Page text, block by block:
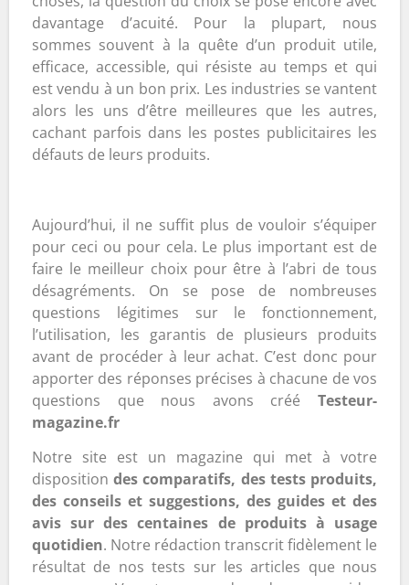
davantage d’acuité. Pour la plupart, nous
sommes souvent à la quête d’un produit utile,
efficace, accessible, qui résiste au temps et qui
est vendu à un bon prix. Les industries se vantent
alors les uns d’être meilleures que les autres,
cachant parfois dans les postes publicitaires les
défauts de leurs produits.
Aujourd’hui, il ne suffit plus de vouloir s’équiper
pour ceci ou pour cela. Le plus important est de
faire le meilleur choix pour être à l’abri de tous
désagréments. On se pose de nombreuses
questions légitimes sur le fonctionnement,
l’utilisation, les garantis de plusieurs produits
avant de procéder à leur achat. C’est donc pour
apporter des réponses précises à chacune de vos
questions que nous avons créé Testeur-
magazine.fr
Notre site est un magazine qui met à votre
dispositiondes comparatifs, des tests produits,
des conseils et suggestions, des guides et des
avis sur des centaines de produits à usage
quotidien. Notre rédaction transcrit fidèlement le
résultat de nos tests sur les articles que nous